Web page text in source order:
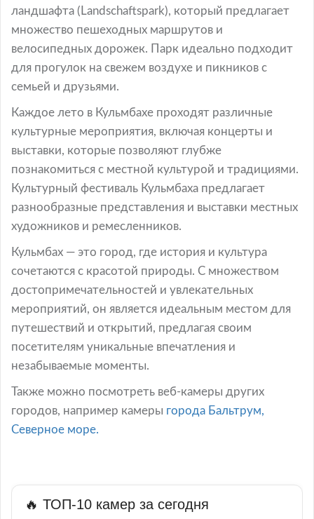
ландшафта (Landschaftspark), который предлагает
множество пешеходных маршрутов и
велосипедных дорожек. Парк идеально подходит
для прогулок на свежем воздухе и пикников с
семьей и друзьями.
Каждое лето в Кульмбахе проходят различные
культурные мероприятия, включая концерты и
выставки, которые позволяют глубже
познакомиться с местной культурой и традициями.
Культурный фестиваль Кульмбаха предлагает
разнообразные представления и выставки местных
художников и ремесленников.
Кульмбах — это город, где история и культура
сочетаются с красотой природы. С множеством
достопримечательностей и увлекательных
мероприятий, он является идеальным местом для
путешествий и открытий, предлагая своим
посетителям уникальные впечатления и
незабываемые моменты.
Также можно посмотреть веб-камеры других
городов, например камеры города Бальтрум,
Северное море.
🔥 ТОП-10 камер за сегодня